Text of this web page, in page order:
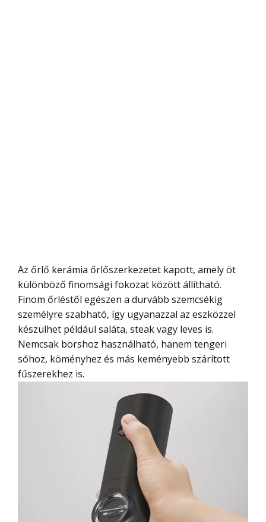
Az őrlő kerámia őrlőszerkezetet kapott, amely öt
különböző finomsági fokozat között állítható.
Finom őrléstől egészen a durvább szemcsékig
személyre szabható, így ugyanazzal az eszközzel
készülhet például saláta, steak vagy leves is.
Nemcsak borshoz használható, hanem tengeri
sóhoz, köményhez és más keményebb szárított
fűszerekhez is.